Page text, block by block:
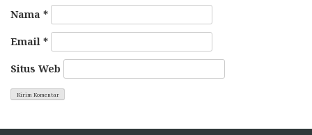
Nama *
Email *
Situs Web